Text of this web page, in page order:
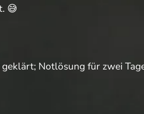
😅
Notlösung für zwei